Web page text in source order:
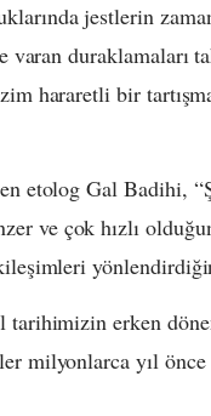
jestlerin
varan duraklamaları
hararetli bir
etolog Gal Badihi,
ve çok hızlı
erken
milyonlarca yıl önce